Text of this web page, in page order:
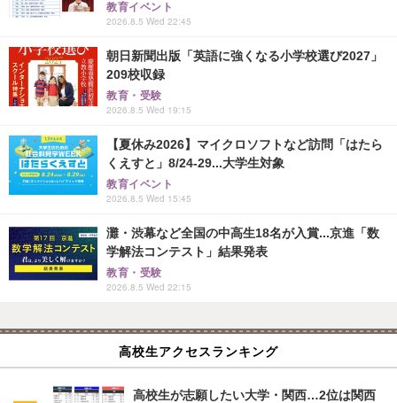
教育イベント
2026.8.5 Wed 22:45
朝日新聞出版「英語に強くなる小学校選び2027」
209校収録
教育・受験
2026.8.5 Wed 19:15
【夏休み2026】マイクロソフトなど訪問「はたら
くえすと」8/24-29...大学生対象
教育イベント
2026.8.5 Wed 15:45
灘・渋幕など全国の中高生18名が入賞...京進「数
学解法コンテスト」結果発表
教育・受験
2026.8.5 Wed 22:15
高校生アクセスランキング
高校生が志願したい大学・関西…2位は関西